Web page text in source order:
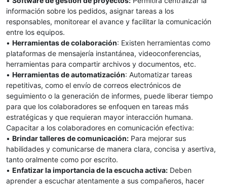
información sobre los pedidos, asignar tareas a los
responsables, monitorear el avance y facilitar la comunicación
entre los equipos.
• Herramientas de colaboración: Existen herramientas como
plataformas de mensajería instantánea, videoconferencias,
herramientas para compartir archivos y documentos, etc.
• Herramientas de automatización: Automatizar tareas
repetitivas, como el envío de correos electrónicos de
seguimiento o la generación de informes, puede liberar tiempo
para que los colaboradores se enfoquen en tareas más
estratégicas y que requieran mayor interacción humana.
Capacitar a los colaboradores en comunicación efectiva:
• Brindar talleres de comunicación: Para mejorar sus
habilidades y comunicarse de manera clara, concisa y asertiva,
tanto oralmente como por escrito.
• Enfatizar la importancia de la escucha activa: Deben
aprender a escuchar atentamente a sus compañeros, hacer